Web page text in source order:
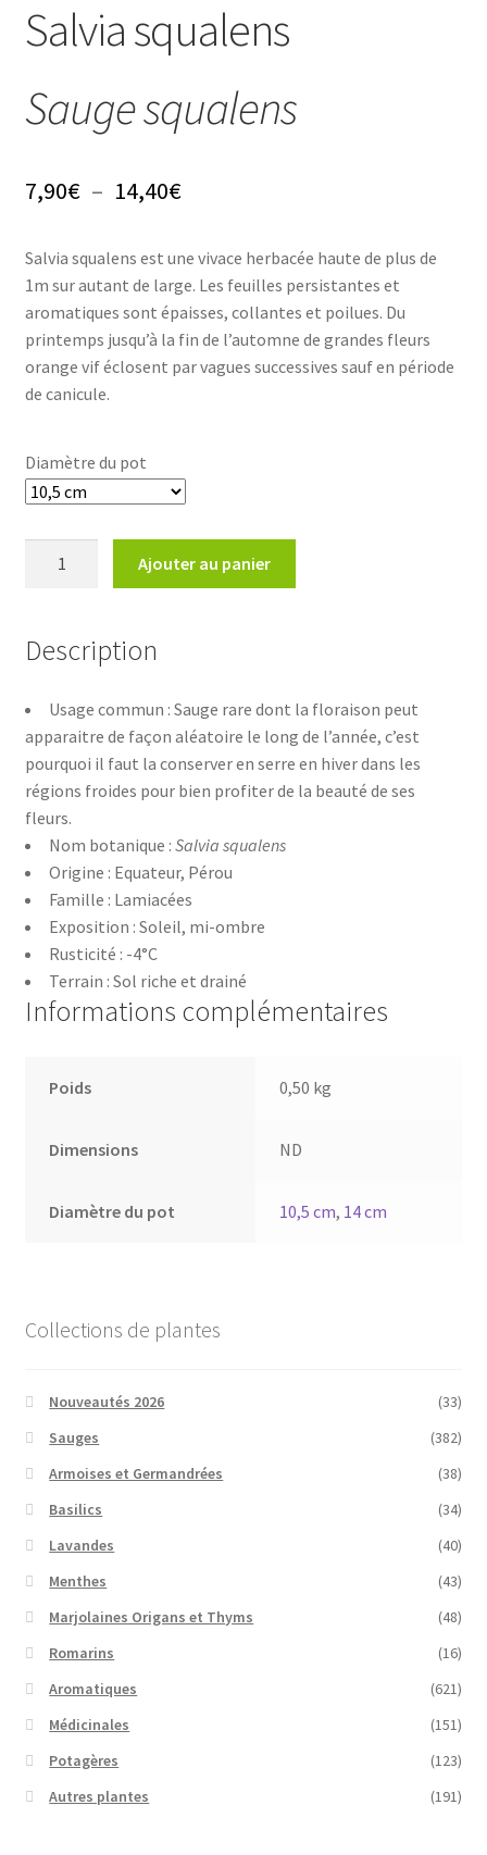
Avis
Salvia squalens
Sauge squalens
7,90€ – 14,40€Plage
prix :
7,90€
à
14,40€
Salvia squalens est une vivace herbacée haute de plus de
1m sur autant de large. Les feuilles persistantes et
aromatiques sont épaisses, collantes et poilues. Du
printemps jusqu’à la fin de l’automne de grandes fleurs
orange vif éclosent par vagues successives sauf en période
de canicule.
Diamètre du pot
Ajouter au panier
Description
Usage commun : Sauge rare dont la floraison peut
apparaitre de façon aléatoire le long de l’année, c’est
pourquoi il faut la conserver en serre en hiver dans les
régions froides pour bien profiter de la beauté de ses
fleurs.
Nom botanique : Salvia squalens
Origine : Equateur, Pérou
Famille : Lamiacées
Exposition : Soleil, mi-ombre
Rusticité : -4°C
Terrain : Sol riche et drainé
Informations complémentaires
Poids 0,50 kg
Dimensions ND
Diamètre du pot 10,5 cm, 14 cm
Collections de plantes
Nouveautés 2026
(33)
Sauges
(382)
Armoises et Germandrées
(38)
Basilics
(34)
Lavandes
(40)
Menthes
(43)
Marjolaines Origans et Thyms
(48)
Romarins
(16)
Aromatiques
(621)
Médicinales
(151)
Potagères
(123)
Autres plantes
(191)